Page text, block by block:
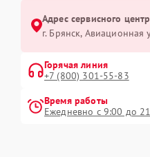
Адрес сервисного
г. Брянск, Авиационная
Горячая линия
+7 (800) 301-55-83
Время работы
Ежедневно с 9:00 до